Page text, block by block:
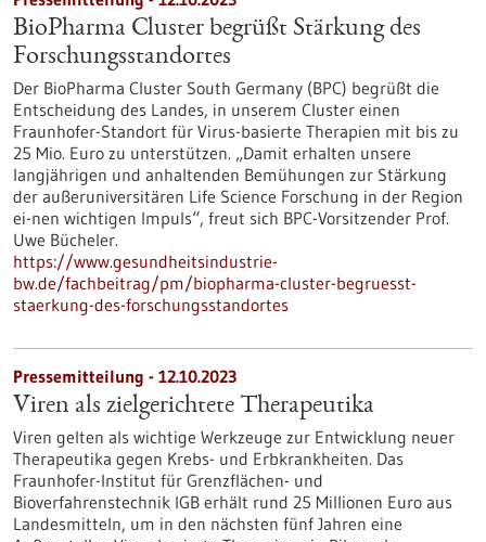
BioPharma Cluster begrüßt Stärkung des
Forschungsstandortes
Der BioPharma Cluster South Germany (BPC) begrüßt die
Entscheidung des Landes, in unserem Cluster einen
Fraunhofer-Standort für Virus-basierte Therapien mit bis zu
25 Mio. Euro zu unterstützen. „Damit erhalten unsere
langjährigen und anhaltenden Bemühungen zur Stärkung
der außeruniversitären Life Science Forschung in der Region
ei-nen wichtigen Impuls“, freut sich BPC-Vorsitzender Prof.
Uwe Bücheler.
https://www.gesundheitsindustrie-
bw.de/fachbeitrag/pm/biopharma-cluster-begruesst-
staerkung-des-forschungsstandortes
Pressemitteilung - 12.10.2023
Viren als zielgerichtete Therapeutika
Viren gelten als wichtige Werkzeuge zur Entwicklung neuer
Therapeutika gegen Krebs- und Erbkrankheiten. Das
Fraunhofer-Institut für Grenzflächen- und
Bioverfahrenstechnik IGB erhält rund 25 Millionen Euro aus
Landesmitteln, um in den nächsten fünf Jahren eine